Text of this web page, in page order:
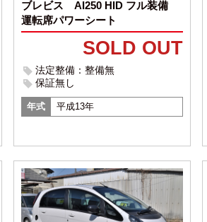
ブレビス AI250 HID フル装備
運転席パワーシート
SOLD OUT
法定整備：整備無
保証無し
年式 平成13年